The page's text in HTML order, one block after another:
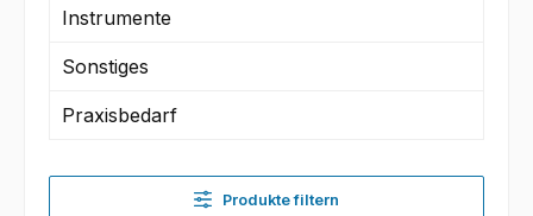
Instrumente
Sonstiges
Praxisbedarf
Produkte filtern